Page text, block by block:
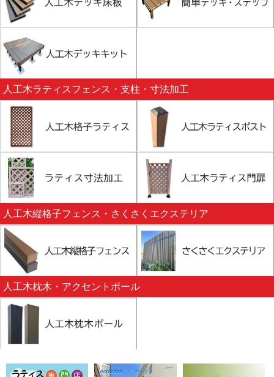
人工木ラティスフェンス・支柱・寸法加工
人工木縦格子フェンス・さくさくエクステリア
人工木枕木・アクセントポール